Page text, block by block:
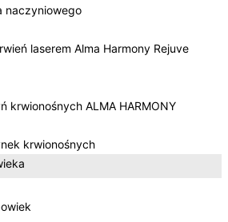
naczyniowego
laserem Alma Harmony Rejuve
krwionośnych ALMA HARMONY
krwionośnych